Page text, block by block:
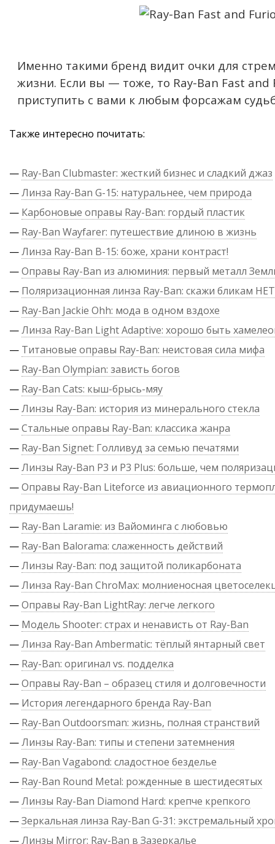
Именно такими бренд видит очки для
жизни. Если вы — тоже, то Ray-Ban Fast and
приступить с вами к любым форсажам
Также интересно почитать:
— Ray-Ban Clubmaster: жесткий бизнес и сладкий джаз
—Линза Ray-Ban G-15: натуральнее, чем природа
— Карбоновые оправы Ray-Ban: гордый пластик
— Ray-Ban Wayfarer: путешествие длиною в жизнь
—Линза Ray-Ban B-15: боже, храни контраст!
—Оправы Ray-Ban из алюминия: первый металл
— Поляризационная линза Ray-Ban: скажи бликам НЕТ
— Ray-Ban Jackie Ohh: мода в одном вздохе
—Линза Ray-Ban Light Adaptive: хорошо быть
— Титановые оправы Ray-Ban: неистовая сила мифа
— Ray-Ban Olympian: зависть богов
— Ray-Ban Cats: кыш-брысь-мяу
—Линзы Ray-Ban: история из минерального стекла
—Стальные оправы Ray-Ban: классика жанра
— Ray-Ban Signet: Голливуд за семью печатями
—Линзы Ray-Ban P3 и P3 Plus: больше, чем
—Оправы Ray-Ban Liteforce из авиационного
придумаешь!
— Ray-Ban Laramie: из Вайоминга с любовью
— Ray-Ban Balorama: слаженность действий
—Линзы Ray-Ban: под защитой поликарбоната
—Линза Ray-Ban ChroMax: молниеносная
—Оправы Ray-Ban LightRay: легче легкого
— Модель Shooter: страх и ненависть от Ray-Ban
—Линза Ray-Ban Ambermatic: тёплый янтарный свет
— Ray-Ban: оригинал vs. подделка
—Оправы Ray-Ban – образец стиля и долговечности
— История легендарного бренда Ray-Ban
— Ray-Ban Outdoorsman: жизнь, полная странствий
—Линзы Ray-Ban: типы и степени затемнения
— Ray-Ban Vagabond: сладостное безделье
— Ray-Ban Round Metal: рожденные в шестидесятых
—Линзы Ray-Ban Diamond Hard: крепче крепкого
—Зеркальная линза Ray-Ban G-31: экстремальный
—Линзы Mirror: Ray-Ban в Зазеркалье